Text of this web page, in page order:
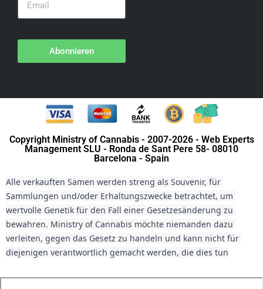
Abonnieren
Copyright Ministry of Cannabis - 2007-2026 - Web Experts
Management SLU - Ronda de Sant Pere 58- 08010
Barcelona - Spain
Alle verkauften Samen werden streng als Souvenir, für
Sammlungen und/oder Erhaltungszwecke betrachtet, um
wertvolle Genetik für den Fall einer Gesetzesänderung zu
bewahren. Ministry of Cannabis möchte niemanden dazu
verleiten, gegen das Gesetz zu handeln und kann nicht für
diejenigen verantwortlich gemacht werden, die dies tun